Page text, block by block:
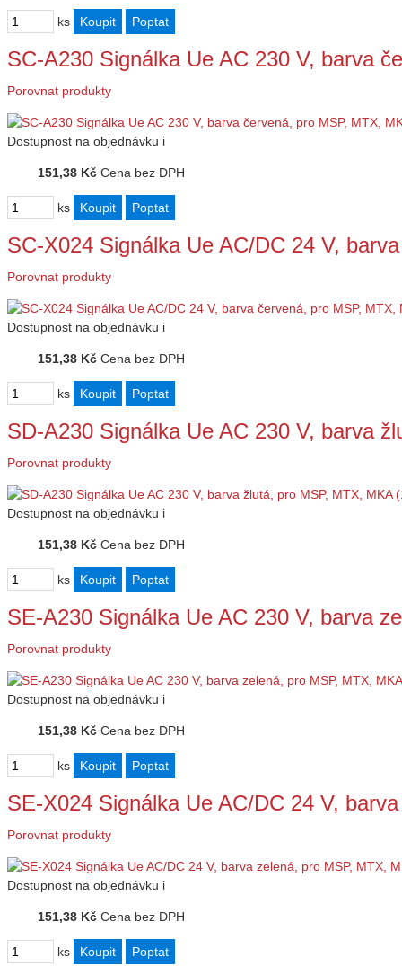
ks
SC-A230 Signálka Ue AC 230 V, barva
Porovnat produkty
Dostupnost na objednávku i
151,38 Kč Cena bez DPH
ks
SC-X024 Signálka Ue AC/DC 24 V,
Porovnat produkty
Dostupnost na objednávku i
151,38 Kč Cena bez DPH
ks
SD-A230 Signálka Ue AC 230 V, barva
Porovnat produkty
Dostupnost na objednávku i
151,38 Kč Cena bez DPH
ks
SE-A230 Signálka Ue AC 230 V, barva
Porovnat produkty
Dostupnost na objednávku i
151,38 Kč Cena bez DPH
ks
SE-X024 Signálka Ue AC/DC 24 V,
Porovnat produkty
Dostupnost na objednávku i
151,38 Kč Cena bez DPH
ks